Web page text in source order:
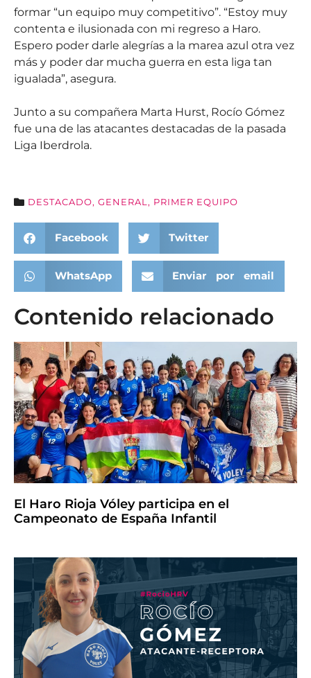
formar “un equipo muy competitivo”. “Estoy muy
contenta e ilusionada con mi regreso a Haro.
Espero poder darle alegrías a la marea azul otra vez
más y poder dar mucha guerra en esta liga tan
igualada”, asegura.
Junto a su compañera Marta Hurst, Rocío Gómez
fue una de las atacantes destacadas de la pasada
Liga Iberdrola.
DESTACADO, GENERAL , PRIMER EQUIPO
Facebook Twitter
WhatsApp Enviar por email
Contenido relacionado
El Haro Rioja Vóley participa en el
Campeonato de España Infantil